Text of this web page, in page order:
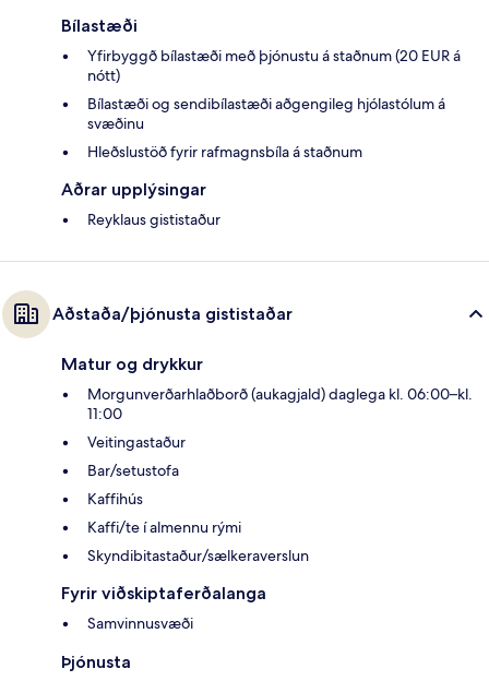
Bílastæði
Yfirbyggð bílastæði með þjónustu á staðnum (20 EUR á
nótt)
Bílastæði og sendibílastæði aðgengileg hjólastólum á
svæðinu
Hleðslustöð fyrir rafmagnsbíla á staðnum
Aðrar upplýsingar
Reyklaus gististaður
Aðstaða/þjónusta gististaðar
Matur og drykkur
Morgunverðarhlaðborð (aukagjald) daglega kl. 06:00–kl.
11:00
Veitingastaður
Bar/setustofa
Kaffihús
Kaffi/te í almennu rými
Skyndibitastaður/sælkeraverslun
Fyrir viðskiptaferðalanga
Samvinnusvæði
Þjónusta